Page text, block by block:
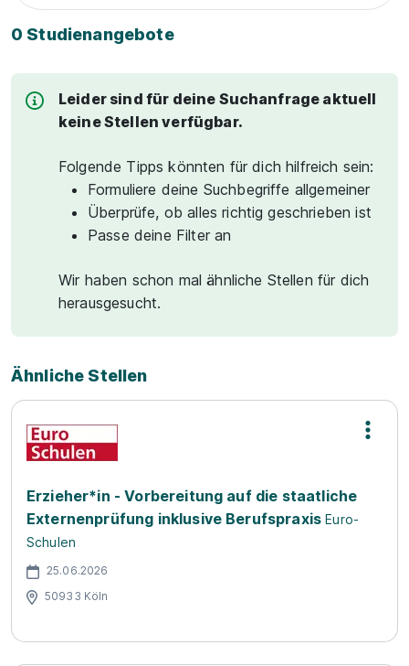
0 Studienangebote
Leider sind für deine Suchanfrage aktuell
keine Stellen verfügbar.
Folgende Tipps könnten für dich hilfreich sein:
Formuliere deine Suchbegriffe allgemeiner
Überprüfe, ob alles richtig geschrieben ist
Passe deine Filter an
Wir haben schon mal ähnliche Stellen für dich
herausgesucht.
Ähnliche Stellen
Erzieher*in - Vorbereitung auf die staatliche
Externenprüfung inklusive Berufspraxis Euro-
Schulen
25.06.2026
50933 Köln